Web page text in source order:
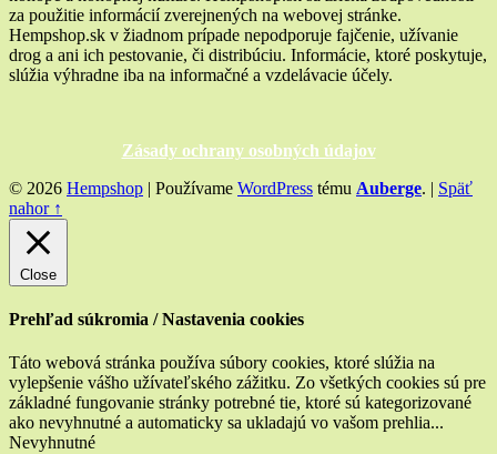
silu
kontroverznej
rastliny”
za použitie informácií zverejnených na webovej stránke.
Hempshop.sk v žiadnom prípade nepodporuje fajčenie, užívanie
drog a ani ich pestovanie, či distribúciu. Informácie, ktoré poskytuje,
slúžia výhradne iba na informačné a vzdelávacie účely.
Zásady ochrany osobných údajov
© 2026 Hempshop | Používame WordPress tému Auberge. | Späť
nahor ↑
Close
Prehľad súkromia / Nastavenia cookies
Táto webová stránka používa súbory cookies, ktoré slúžia na
vylepšenie vášho užívateľského zážitku. Zo všetkých cookies sú pre
základné fungovanie stránky potrebné tie, ktoré sú kategorizované
ako nevyhnutné a automaticky sa ukladajú vo vašom prehlia...
Nevyhnutné